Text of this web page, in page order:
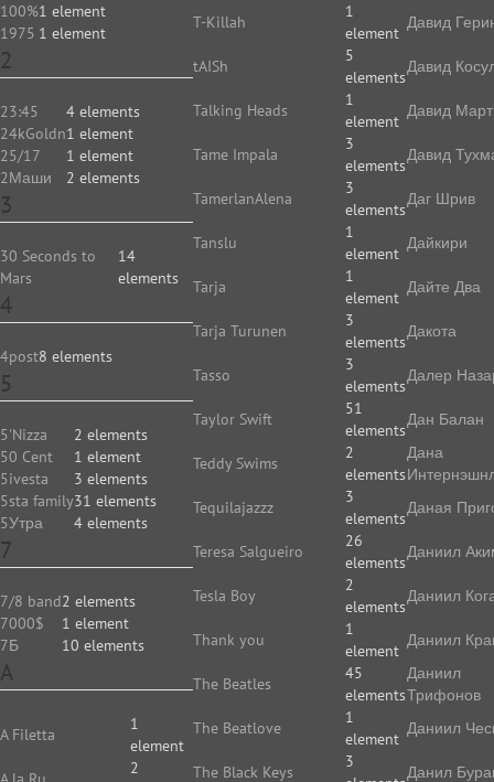
100%1 element
1975 1 element
2
23:45
4 elements
24kGoldn1 element
25/17
1 element
2Маши
2 elements
3
30 Seconds to
Mars
14
elements
4
4post8 elements
5
5'Nizza
2 elements
50 Cent
1 element
5ivesta
3 elements
5sta family31 elements
5Утра
4 elements
7
7/8 band2 elements
7000$
1 element
7Б
10 elements
A
A Filetta
1
element
2
T-Killah
1
element
tAISh
5
elements
Talking Heads
1
element
Tame Impala
3
elements
TamerlanAlena
3
elements
Tanslu
1
element
Tarja
1
element
Tarja Turunen
3
elements
Tasso
3
elements
Taylor Swift
51
elements
Teddy Swims
2
elements
Tequilajazzz
3
elements
Teresa Salgueiro
26
elements
Tesla Boy
2
elements
Thank you
1
element
The Beatles
45
elements
The Beatlove
1
element
The Black Keys
3
Давид
Давид
Давид
Давид
Даг Шрив
Дайкири
Дайте Два
Дакота
Далер
Дан Балан
Дана
Даная
Даниил
Даниил
Даниил
Даниил
Трифонов
Даниил
Данил